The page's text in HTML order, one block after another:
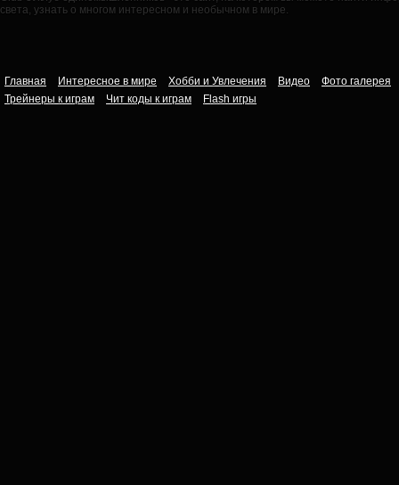
света, узнать о многом интересном и необычном в мире.
Главная Интересное в мире Хобби и Увлечения Видео
Фото галерея
Трейнеры к играм
Чит коды к играм Flash игры